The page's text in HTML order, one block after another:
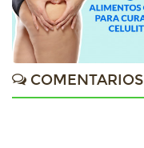
COMENTARIOS